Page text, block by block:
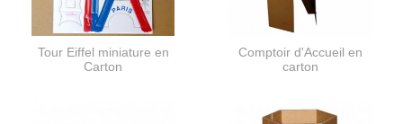
Tour Eiffel miniature en
Carton
Comptoir d'Accueil en
carton